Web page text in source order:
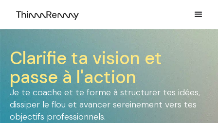
Clarifie ta vision et
passe à l'action
Je te coache et te forme à structurer tes idées,
dissiper le flou et avancer sereinement vers tes
objectifs professionnels.